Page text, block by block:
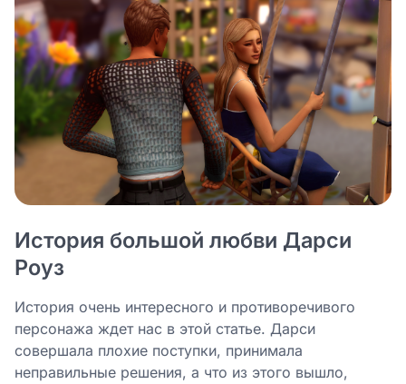
История большой любви Дарси
Роуз
История очень интересного и противоречивого
персонажа ждет нас в этой статье. Дарси
совершала плохие поступки, принимала
неправильные решения, а что из этого вышло,